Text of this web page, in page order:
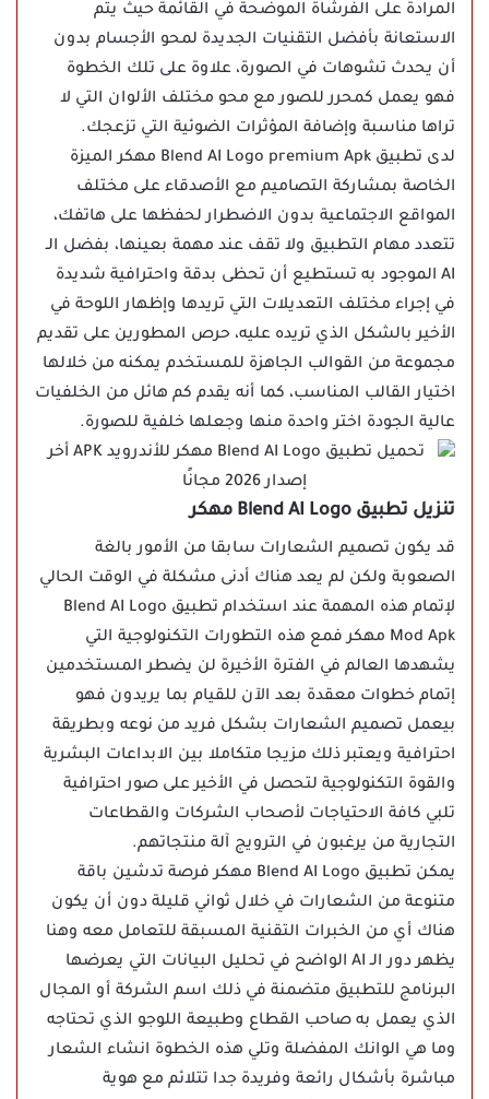
المرادة على الفرشاة الموضحة في القائمة حيث يتم
الاستعانة بأفضل التقنيات الجديدة لمحو الأجسام بدون
أن يحدث تشوهات في الصورة، علاوة على تلك الخطوة
فهو يعمل كمحرر للصور مع محو مختلف الألوان التي لا
تراها مناسبة وإضافة المؤثرات الضوئية التي تزعجك.
لدى تطبيق Blend AI Logo premium Apk مهكر الميزة
الخاصة بمشاركة التصاميم مع الأصدقاء على مختلف
المواقع الاجتماعية بدون الاضطرار لحفظها على هاتفك،
تتعدد مهام التطبيق ولا تقف عند مهمة بعينها، بفضل الـ
AI الموجود به تستطيع أن تحظى بدقة واحترافية شديدة
في إجراء مختلف التعديلات التي تريدها وإظهار اللوحة في
الأخير بالشكل الذي تريده عليه، حرص المطورين على تقديم
مجموعة من القوالب الجاهزة للمستخدم يمكنه من خلالها
اختيار القالب المناسب، كما أنه يقدم كم هائل من الخلفيات
عالية الجودة اختر واحدة منها وجعلها خلفية للصورة.
تنزيل تطبيق Blend AI Logo مهكر
قد يكون تصميم الشعارات سابقا من الأمور بالغة
الصعوبة ولكن لم يعد هناك أدنى مشكلة في الوقت الحالي
لإتمام هذه المهمة عند استخدام تطبيق Blend AI Logo
Mod Apk مهكر فمع هذه التطورات التكنولوجية التي
يشهدها العالم في الفترة الأخيرة لن يضطر المستخدمين
إتمام خطوات معقدة بعد الآن للقيام بما يريدون فهو
بيعمل تصميم الشعارات بشكل فريد من نوعه وبطريقة
احترافية ويعتبر ذلك مزيجا متكاملا بين الابداعات البشرية
والقوة التكنولوجية لتحصل في الأخير على صور احترافية
تلبي كافة الاحتياجات لأصحاب الشركات والقطاعات
التجارية من يرغبون في الترويج آلة منتجاتهم.
يمكن تطبيق Blend AI Logo مهكر فرصة تدشين باقة
متنوعة من الشعارات في خلال ثواني قليلة دون أن يكون
هناك أي من الخبرات التقنية المسبقة للتعامل معه وهنا
يظهر دور الـ AI الواضح في تحليل البيانات التي يعرضها
البرنامج للتطبيق متضمنة في ذلك اسم الشركة أو المجال
الذي يعمل به صاحب القطاع وطبيعة اللوجو الذي تحتاجه
وما هي الوانك المفضلة وتلي هذه الخطوة انشاء الشعار
مباشرة بأشكال رائعة وفريدة جدا تتلائم مع هوية